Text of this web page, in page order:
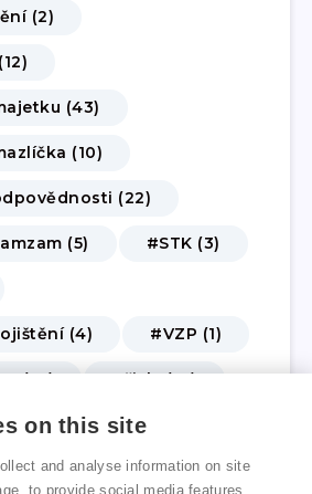
(2)
(43)
(10)
(22)
(5) #STK (3)
(4) #VZP (1)
(10) #živly (14)
pojištění (62)
(3)
on this site
and analyse information on site
to provide social media features